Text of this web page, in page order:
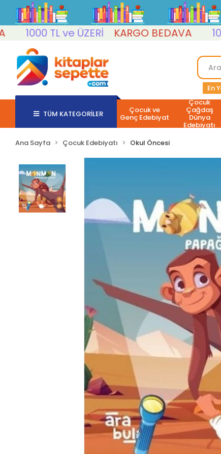
1000 TL ve ÜZERİ
KARGO BEDAVA 1000
En
TÜM KATEGORİLER Çocuk ve
Genç Edebiyat
Çocuk
Çağdaş
Dünya
Edebiyatı
Ana Sayfa Çocuk Edebiyatı Okul Öncesi